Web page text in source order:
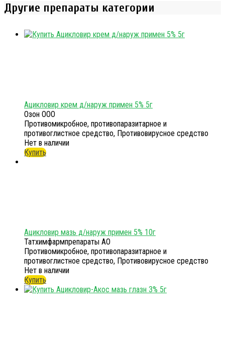
Другие препараты категории
Ацикловир крем д/наруж примен 5% 5г
Озон ООО
Противомикробное, противопаразитарное и
противоглистное средство, Противовирусное средство
Нет в наличии
Купить
Ацикловир мазь д/наруж примен 5% 10г
Татхимфармпрепараты АО
Противомикробное, противопаразитарное и
противоглистное средство, Противовирусное средство
Нет в наличии
Купить